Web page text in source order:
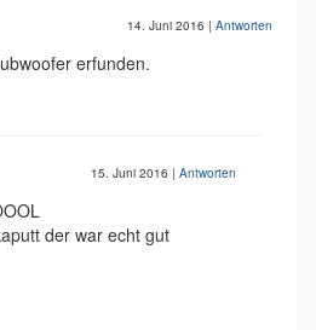
14. Juni 2016 | Antworten
erfunden.
15. Juni 2016 | Antworten
der war echt gut